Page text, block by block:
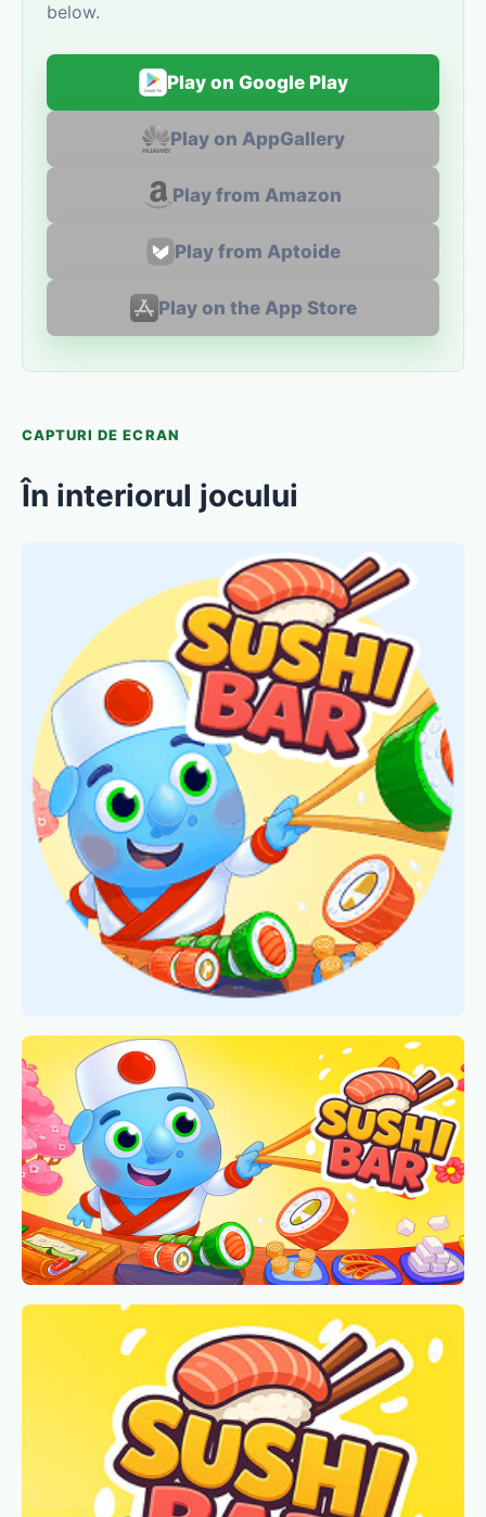
below.
Play on Google Play
Play on AppGallery
Play from Amazon
Play from Aptoide
Play on the App Store
CAPTURI DE ECRAN
În interiorul jocului